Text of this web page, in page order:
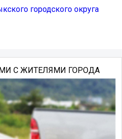
городского округа
С ЖИТЕЛЯМИ ГОРОДА